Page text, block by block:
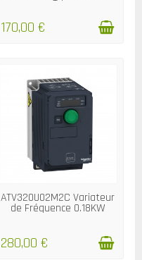
Tri
170,00 €
DÉLAIS, NOUS CONTACTER
ATV320U02M2C Variateur
de Fréquence 0.18KW
280,00 €